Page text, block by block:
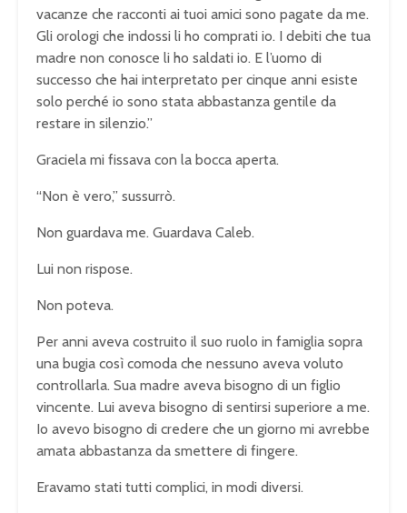
vacanze che racconti ai tuoi amici sono pagate da me.
Gli orologi che indossi li ho comprati io. I debiti che tua
madre non conosce li ho saldati io. E l’uomo di
successo che hai interpretato per cinque anni esiste
solo perché io sono stata abbastanza gentile da
restare in silenzio.”
Graciela mi fissava con la bocca aperta.
“Non è vero,” sussurrò.
Non guardava me. Guardava Caleb.
Lui non rispose.
Non poteva.
Per anni aveva costruito il suo ruolo in famiglia sopra
una bugia così comoda che nessuno aveva voluto
controllarla. Sua madre aveva bisogno di un figlio
vincente. Lui aveva bisogno di sentirsi superiore a me.
Io avevo bisogno di credere che un giorno mi avrebbe
amata abbastanza da smettere di fingere.
Eravamo stati tutti complici, in modi diversi.